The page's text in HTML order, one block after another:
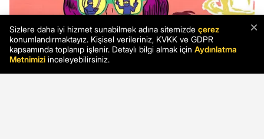
×
Sizlere daha iyi hizmet sunabilmek adına sitemizde çerez
konumlandırmaktayız. Kişisel verileriniz, KVKK ve GDPR
kapsamında toplanıp işlenir. Detaylı bilgi almak için Aydınlatma
Metnimizi inceleyebilirsiniz.